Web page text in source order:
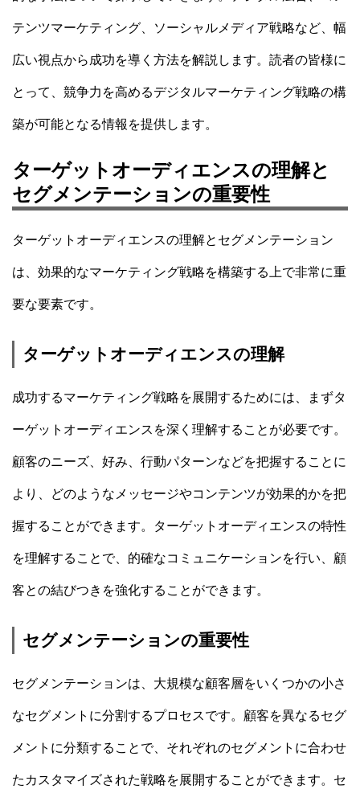
テンツマーケティング、ソーシャルメディア戦略など、幅
広い視点から成功を導く方法を解説します。読者の皆様に
とって、競争力を高めるデジタルマーケティング戦略の構
築が可能となる情報を提供します。
ターゲットオーディエンスの理解と
セグメンテーションの重要性
ターゲットオーディエンスの理解とセグメンテーション
は、効果的なマーケティング戦略を構築する上で非常に重
要な要素です。
ターゲットオーディエンスの理解
成功するマーケティング戦略を展開するためには、まずタ
ーゲットオーディエンスを深く理解することが必要です。
顧客のニーズ、好み、行動パターンなどを把握することに
より、どのようなメッセージやコンテンツが効果的かを把
握することができます。ターゲットオーディエンスの特性
を理解することで、的確なコミュニケーションを行い、顧
客との結びつきを強化することができます。
セグメンテーションの重要性
セグメンテーションは、大規模な顧客層をいくつかの小さ
なセグメントに分割するプロセスです。顧客を異なるセグ
メントに分類することで、それぞれのセグメントに合わせ
たカスタマイズされた戦略を展開することができます。セ